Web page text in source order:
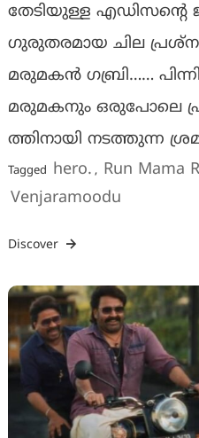
തേടിയുള്ള എഡിസൻ്റെ
ഗുരുതരമായ ചില
മരുമകൻ ഗബ്രി……
മരുമകനും ഒരുപോലെ
ത്തിനായി നടത്തുന്ന
Tagged hero. , Run Mama
Venjaramoodu
Discover